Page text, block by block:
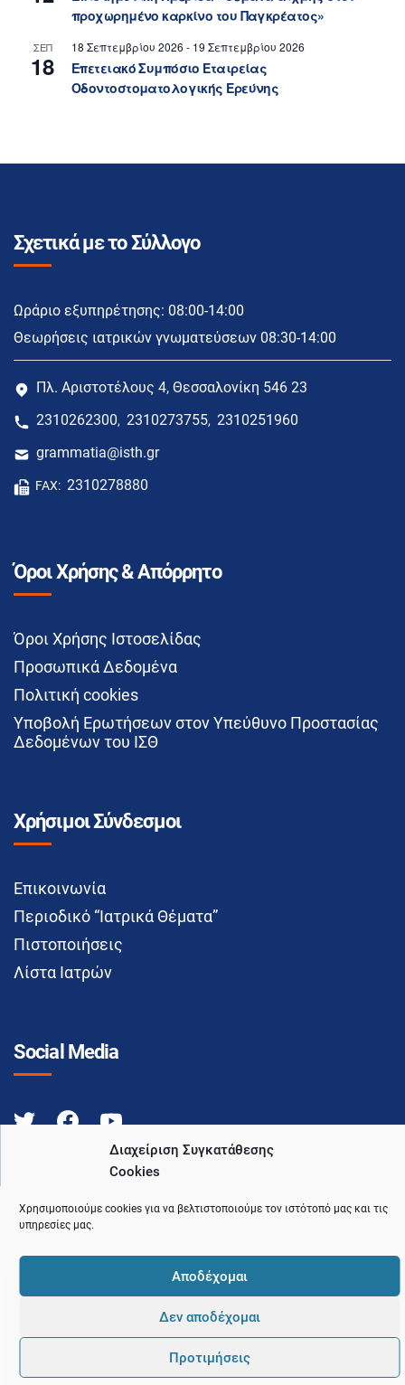
Διαχείριση Συγκατάθεσης
Cookies
Χρησιμοποιούμε cookies για να βελτιστοποιούμε τον ιστότοπό μας και τις
υπηρεσίες μας.
Αποδέχομαι
Δεν αποδέχομαι
Προτιμήσεις
προχωρημένο καρκίνο του Παγκρέατος»
ΣΕΠ
18
18 Σεπτεμβρίου 2026 - 19 Σεπτεμβρίου 2026
Επετειακό Συμπόσιο Εταιρείας
Οδοντοστοματολογικής Ερεύνης
Σχετικά με το Σύλλογο
Ωράριο εξυπηρέτησης: 08:00-14:00
Θεωρήσεις ιατρικών γνωματεύσεων 08:30-14:00
Πλ. Αριστοτέλους 4, Θεσσαλονίκη 546 23
2310262300, 2310273755, 2310251960
grammatia@isth.gr
FAX: 2310278880
Όροι Χρήσης & Απόρρητο
Όροι Χρήσης Ιστοσελίδας
Προσωπικά Δεδομένα
Πολιτική cookies
Υποβολή Ερωτήσεων στον Υπεύθυνο Προστασίας
Δεδομένων του ΙΣΘ
Χρήσιμοι Σύνδεσμοι
Επικοινωνία
Περιοδικό “Ιατρικά Θέματα”
Πιστοποιήσεις
Λίστα Ιατρών
Social Media
© 2021 Ιατρικός Σύλλογος Θεσσαλονίκης